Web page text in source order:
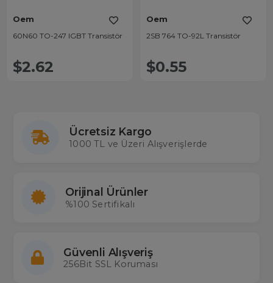
Oem
60N60 TO-247 IGBT Transistör
$2.62
Oem
2SB 764 TO-92L Transistör
$0.55
Ücretsiz Kargo
1000 TL ve Üzeri Alışverişlerde
Orijinal Ürünler
%100 Sertifikalı
Güvenli Alışveriş
256Bit SSL Koruması